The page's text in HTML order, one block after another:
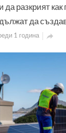
разкрият как
да
1 година 